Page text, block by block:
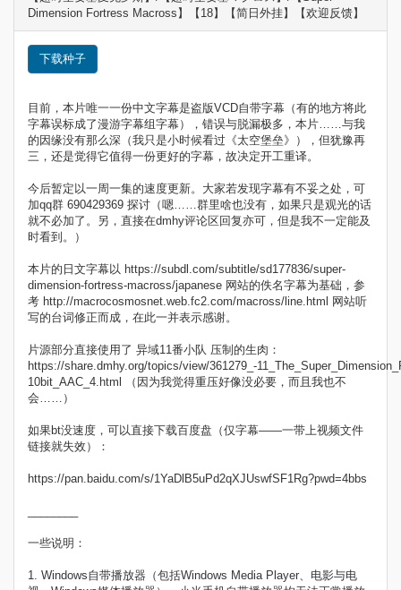
Dimension Fortress Macross】【18】【简日外挂】【欢迎反馈】​
下载种子
目前，本片唯一一份中文字幕是盗版VCD自带字幕（有的地方将此
字幕误标成了漫游字幕组字幕），错误与脱漏极多，本片……与我
的因缘没有那么深（我只是小时候看过《太空堡垒》），但犹豫再
三，还是觉得它值得一份更好的字幕，故决定开工重译。
今后暂定以一周一集的速度更新。大家若发现字幕有不妥之处，可
加qq群 690429369 探讨（嗯……群里啥也没有，如果只是观光的话
就不必加了。另，直接在dmhy评论区回复亦可，但是我不一定能及
时看到。）
本片的日文字幕以 https://subdl.com/subtitle/sd177836/super-
dimension-fortress-macross/japanese 网站的佚名字幕为基础，参
考 http://macrocosmosnet.web.fc2.com/macross/line.html 网站听
写的台词修正而成，在此一并表示感谢。
片源部分直接使用了 异域11番小队 压制的生肉：
https://share.dmhy.org/topics/view/361279_-
10bit_AAC_4.html （因为我觉得重压好像没必要，而且我也不
会……）
如果bt没速度，可以直接下载百度盘（仅字幕——一带上视频文件
链接就失效）：
https://pan.baidu.com/s/1YaDlB5uPd2qXJUswfSF1Rg?pwd=4bbs
一些说明：
1. Windows自带播放器（包括Windows Media Player、电影与电